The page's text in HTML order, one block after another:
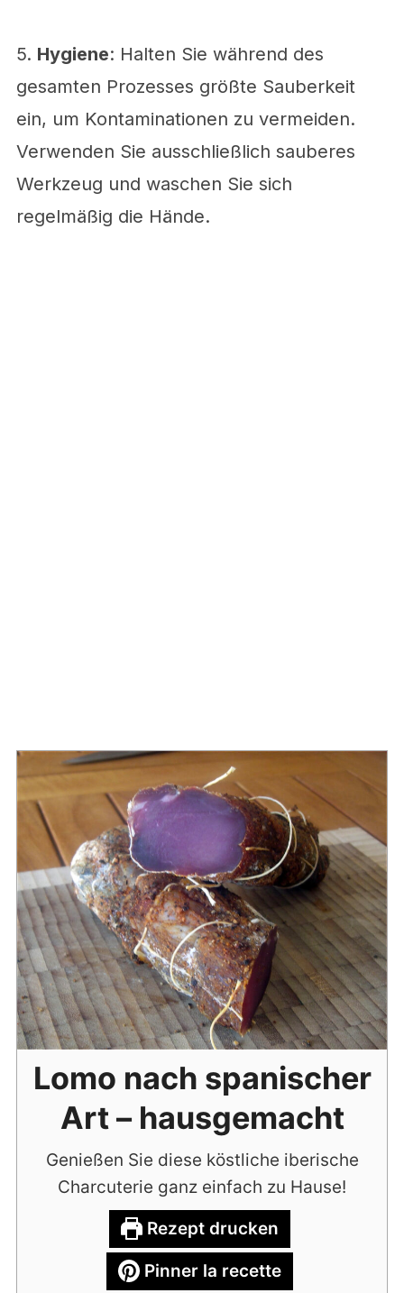
5. Hygiene: Halten Sie während des
gesamten Prozesses größte Sauberkeit
ein, um Kontaminationen zu vermeiden.
Verwenden Sie ausschließlich sauberes
Werkzeug und waschen Sie sich
regelmäßig die Hände.
Lomo nach spanischer
Art – hausgemacht
Genießen Sie diese köstliche iberische
Charcuterie ganz einfach zu Hause!
Rezept drucken
Pinner la recette